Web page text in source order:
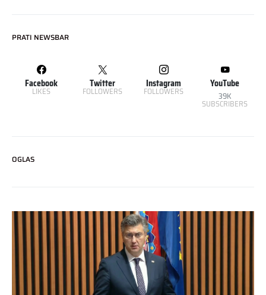
PRATI NEWSBAR
Facebook
LIKES
Twitter
FOLLOWERS
Instagram
FOLLOWERS
YouTube
39K
SUBSCRIBERS
OGLAS